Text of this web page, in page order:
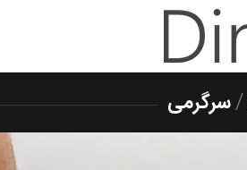
/سرگرمی